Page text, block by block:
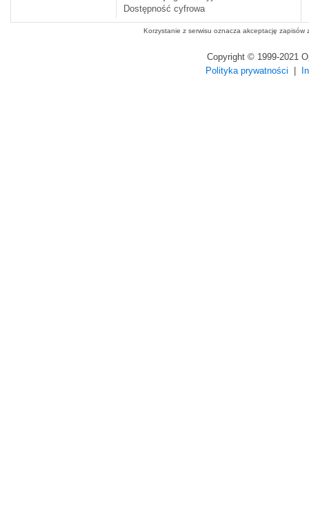
Dostępność cyfrowa
Korzystanie z serwisu oznacza akceptację zapisów
Copyright © 1999-2021
Polityka prywatności